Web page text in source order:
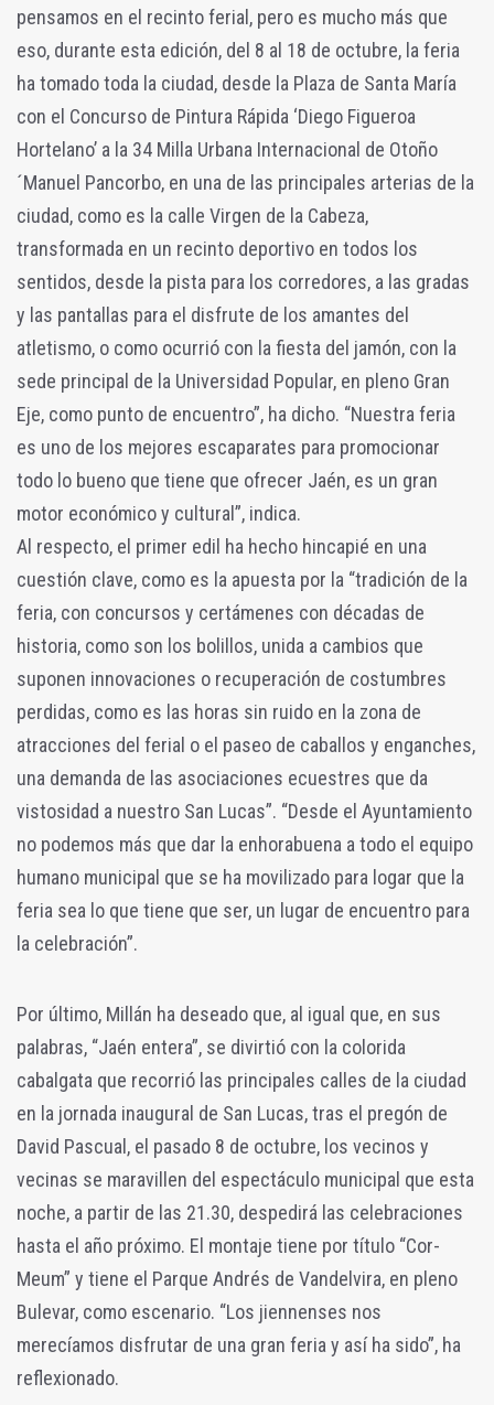
pensamos en el recinto ferial, pero es mucho más que
eso, durante esta edición, del 8 al 18 de octubre, la feria
ha tomado toda la ciudad, desde la Plaza de Santa María
con el Concurso de Pintura Rápida ‘Diego Figueroa
Hortelano’ a la 34 Milla Urbana Internacional de Otoño
´Manuel Pancorbo, en una de las principales arterias de la
ciudad, como es la calle Virgen de la Cabeza,
transformada en un recinto deportivo en todos los
sentidos, desde la pista para los corredores, a las gradas
y las pantallas para el disfrute de los amantes del
atletismo, o como ocurrió con la fiesta del jamón, con la
sede principal de la Universidad Popular, en pleno Gran
Eje, como punto de encuentro”, ha dicho. “Nuestra feria
es uno de los mejores escaparates para promocionar
todo lo bueno que tiene que ofrecer Jaén, es un gran
motor económico y cultural”, indica.
Al respecto, el primer edil ha hecho hincapié en una
cuestión clave, como es la apuesta por la “tradición de la
feria, con concursos y certámenes con décadas de
historia, como son los bolillos, unida a cambios que
suponen innovaciones o recuperación de costumbres
perdidas, como es las horas sin ruido en la zona de
atracciones del ferial o el paseo de caballos y enganches,
una demanda de las asociaciones ecuestres que da
vistosidad a nuestro San Lucas”. “Desde el Ayuntamiento
no podemos más que dar la enhorabuena a todo el equipo
humano municipal que se ha movilizado para logar que la
feria sea lo que tiene que ser, un lugar de encuentro para
la celebración”.
Por último, Millán ha deseado que, al igual que, en sus
palabras, “Jaén entera”, se divirtió con la colorida
cabalgata que recorrió las principales calles de la ciudad
en la jornada inaugural de San Lucas, tras el pregón de
David Pascual, el pasado 8 de octubre, los vecinos y
vecinas se maravillen del espectáculo municipal que esta
noche, a partir de las 21.30, despedirá las celebraciones
hasta el año próximo. El montaje tiene por título “Cor-
Meum” y tiene el Parque Andrés de Vandelvira, en pleno
Bulevar, como escenario. “Los jiennenses nos
merecíamos disfrutar de una gran feria y así ha sido”, ha
reflexionado.